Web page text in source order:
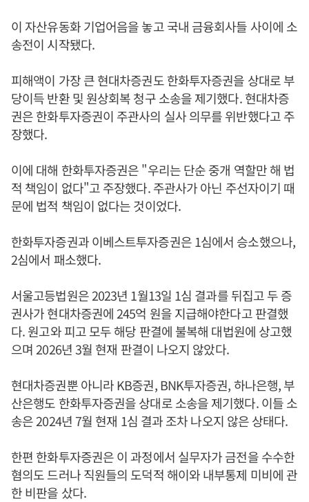
이 자산유동화 기업어음을 놓고 국내 금융회사들 사이에 소
송전이 시작됐다.
피해액이 가장 큰 현대차증권도 한화투자증권을 상대로 부
당이득 반환 및 원상회복 청구 소송을 제기했다. 현대차증
권은 한화투자증권이 주관사의 실사 의무를 위반했다고 주
장했다.
이에 대해 한화투자증권은 "우리는 단순 중개 역할만 해 법
적 책임이 없다"고 주장했다. 주관사가 아닌 주선자이기 때
문에 법적 책임이 없다는 것이었다.
한화투자증권과 이베스트투자증권은 1심에서 승소했으나,
2심에서 패소했다.
서울고등법원은 2023년 1월13일 1심 결과를 뒤집고 두 증
권사가 현대차증권에 245억 원을 지급해야한다고 판결했
다. 원고와 피고 모두 해당 판결에 불복해 대법원에 상고했
으며 2026년 3월 현재 판결이 나오지 않았다.
현대차증권뿐 아니라 KB증권, BNK투자증권, 하나은행, 부
산은행도 한화투자증권을 상대로 소송을 제기했다. 이들 소
송은 2024년 7월 현재 1심 결과 조차 나오지 않은 상태다.
한편 한화투자증권은 이 과정에서 실무자가 금전을 수수한
혐의도 드러나 직원들의 도덕적 해이와 내부통제 미비에 관
한 비판을 샀다.